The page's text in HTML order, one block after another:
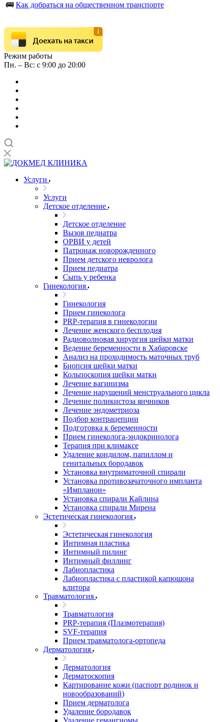
🚌 Как добраться на общественном транспорте
Доехать на такси
Режим работы
Пн. – Вс: с 9:00 до 20:00
Услуги
Услуги
Детское отделение
Детское отделение
Вызов педиатра
ОРВИ у детей
Патронаж новорожденного
Прием детского невролога
Прием педиатра
Сыпь у ребенка
Гинекология
Гинекология
Прием гинеколога
PRP-терапия в гинекологии
Лечение женского бесплодия
Радиоволновая хирургия шейки матки
Ведение беременности в Хабаровске
Анализ на проходимость маточных труб
Биопсия шейки матки
Кольпоскопия шейки матки
Лечение вагинизма
Лечение нарушений менструального цикла
Лечение поликистоза яичников
Лечение эндометриоза
Подбор контрацепции
Подготовка к беременности
Прием гинеколога-эндокринолога
Терапия при климаксе
Удаление кондилом, папиллом и
генитальных бородавок
Установка внутриматочной спирали
Установка противозачаточного импланта
«Импланон»
Установка спирали Кайлина
Установка спирали Мирена
Эстетическая гинекология
Эстетическая гинекология
Интимная пластика
Интимный пилинг
Интимный филлинг
Лабиопластика
Лабиопластика с пластикой капюшона
клитора
Травматология
Травматология
PRP-терапия (Плазмотерапия)
SVF-терапия
Прием травматолога-ортопеда
Дерматология
Дерматология
Дерматоскопия
Картирование кожи (паспорт родинок и
новообразований)
Прием дерматолога
Удаление бородавок
Удаление гемангиомы